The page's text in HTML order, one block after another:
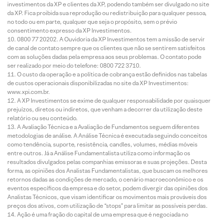
investimentos da XP e clientes da XP, podendo também ser divulgado no site
da XP. Fica proibida sua reprodução ou redistribuição para qualquer pessoa,
no todo ou em parte, qualquer que seja o propósito, sem o prévio
consentimento expresso da XP Investimentos.
0800 77 20202. A Ouvidoria da XP Investimentos tem a missão de servir
de canal de contato sempre que os clientes que não se sentirem satisfeitos
com as soluções dadas pela empresa aos seus problemas. O contato pode
ser realizado por meio do telefone: 0800 722 3710.
O custo da operação e a política de cobrança estão definidos nas tabelas
de custos operacionais disponibilizadas no site da XP Investimentos:
www.xpi.com.br.
A XP Investimentos se exime de qualquer responsabilidade por quaisquer
prejuízos, diretos ou indiretos, que venham a decorrer da utilização deste
relatório ou seu conteúdo.
A Avaliação Técnica e a Avaliação de Fundamentos seguem diferentes
metodologias de análise. A Análise Técnica é executada seguindo conceitos
como tendência, suporte, resistência, candles, volumes, médias móveis
entre outros. Já a Análise Fundamentalista utiliza como informação os
resultados divulgados pelas companhias emissoras e suas projeções. Desta
forma, as opiniões dos Analistas Fundamentalistas, que buscam os melhores
retornos dadas as condições de mercado, o cenário macroeconômico e os
eventos específicos da empresa e do setor, podem divergir das opiniões dos
Analistas Técnicos, que visam identificar os movimentos mais prováveis dos
preços dos ativos, com utilização de “stops” para limitar as possíveis perdas.
Ação é uma fração do capital de uma empresa que é negociada no